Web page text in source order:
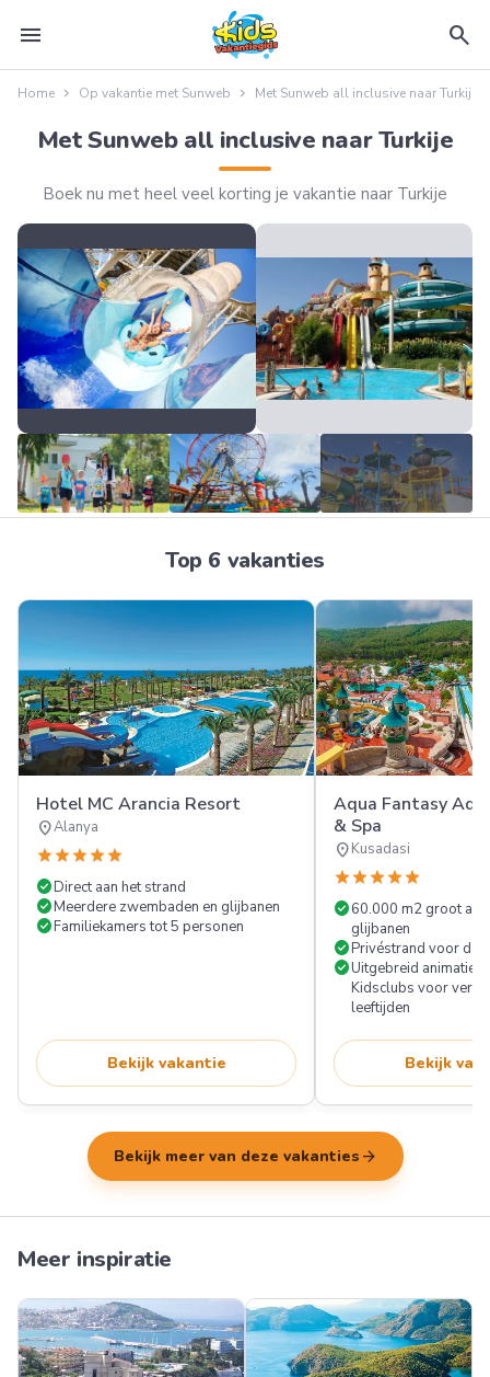
menu search
Home Op vakantie met Sunweb Met Sunweb all inclusive naar Turkije
Met Sunweb all inclusive naar Turkije
Boek nu met heel veel korting je vakantie naar Turkije
Meer
Top 6 vakanties
Hotel MC Arancia Resort
location_onAlanya
starstarstarstarstar
check_circleDirect aan het strand
check_circleMeerdere zwembaden en glijbanen
check_circleFamiliekamers tot 5 personen
Bekijk vakantie
Aqua Fantasy
& Spa
location_onKusadasi
starstarstarstarstar
check_circle60.000 m2 groot
glijbanen
check_circlePrivéstrand voor de
check_circleUitgebreid
Kidsclubs voor
leeftijden
Bekijk
Bekijk meer van deze vakanties arrow_forward
Meer inspiratie